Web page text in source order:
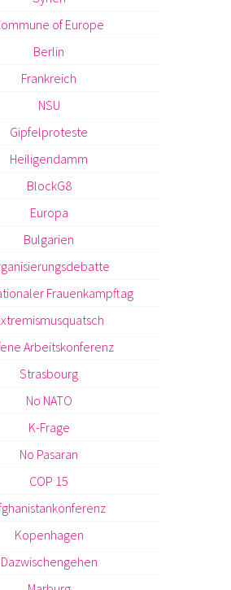
of Europe
Berlin
Frankreich
NSU
Gipfelproteste
Heiligendamm
BlockG8
Europa
Bulgarien
Frauenkampftag
Arbeitskonferenz
Strasbourg
No NATO
K-Frage
No Pasaran
COP 15
Kopenhagen
Dazwischengehen